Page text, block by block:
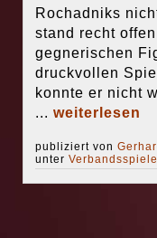
Rochadniks
stand recht
gegnerischen
druckvollen
konnte er nicht
... weiterlesen
publiziert von
unter Verbandsspiele